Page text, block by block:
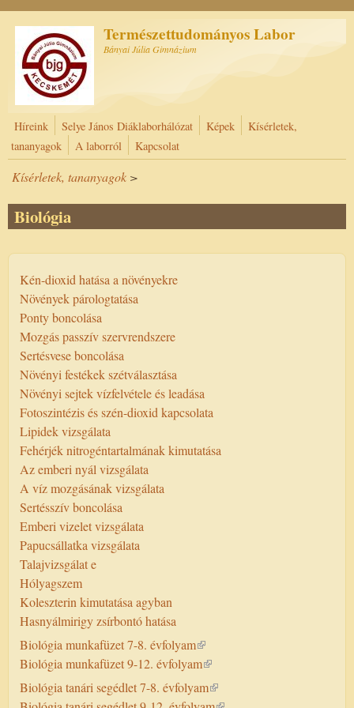
Természettudományos Labor
Bányai Júlia Gimnázium
Híreink Selye János Diáklaborhálózat Képek
Kísérletek,
tananyagok
A laborról Kapcsolat
Kísérletek, tananyagok >
Biológia
Kén-dioxid hatása a növényekre
Növények párologtatása
Ponty boncolása
Mozgás passzív szervrendszere
Sertésvese boncolása
Növényi festékek szétválasztása
Növényi sejtek vízfelvétele és leadása
Fotoszintézis és szén-dioxid kapcsolata
Lipidek vizsgálata
Fehérjék nitrogéntartalmának kimutatása
Az emberi nyál vizsgálata
A víz mozgásának vizsgálata
Sertésszív boncolása
Emberi vizelet vizsgálata
Papucsállatka vizsgálata
Talajvizsgálat e
Hólyagszem
Koleszterin kimutatása agyban
Hasnyálmirigy zsírbontó hatása
Biológia munkafüzet 7-8. évfolyam
Biológia munkafüzet 9-12. évfolyam
Biológia tanári segédlet 7-8. évfolyam